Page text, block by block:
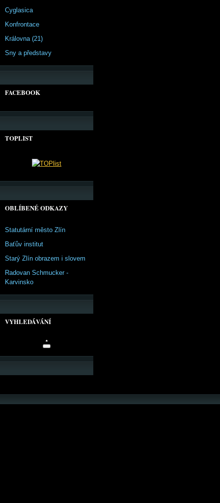
Cyglasica
Konfrontace
Královna (21)
Sny a představy
FACEBOOK
TOPLIST
OBLÍBENÉ ODKAZY
Statutární město Zlín
Baťův institut
Starý Zlín obrazem i slovem
Radovan Schmucker -
Karvinsko
VYHLEDÁVÁNÍ